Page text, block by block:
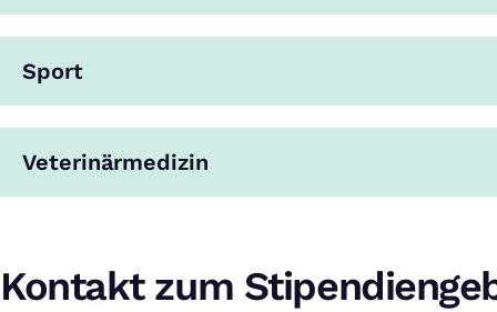
Sport
Veterinärmedizin
Kontakt zum